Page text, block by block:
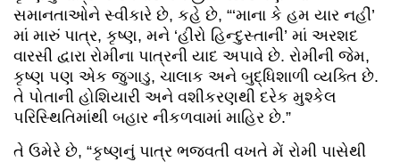
સમાનતાઓને સ્વીકારે છે, કહે છે, “‘માના કે હમ યાર નહીં’
માં મારું પાત્ર, કૃષ્ણ, મને ‘હીરો હિન્દુસ્તાની’ માં અરશદ
વારસી દ્વારા રોમીના પાત્રની યાદ અપાવે છે. રોમીની જેમ,
કૃષ્ણ પણ એક જુગાડુ, ચાલાક અને બુદ્ધિશાળી વ્યક્તિ છે.
તે પોતાની હોશિયારી અને વશીકરણથી દરેક મુશ્કેલ
પરિસ્થિતિમાંથી બહાર નીકળવામાં માહિર છે.”
તે ઉમેરે છે, “કૃષ્ણનું પાત્ર ભજવતી વખતે મેં રોમી પાસેથી